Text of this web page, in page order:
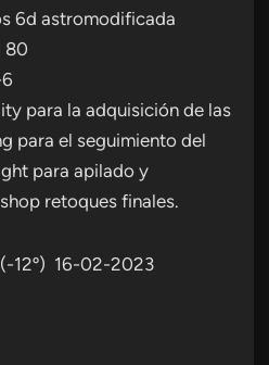
6d astromodificada
80
para la adquisición de las
para el seguimiento del
para apilado y
retoques finales.
12º) 16-02-2023